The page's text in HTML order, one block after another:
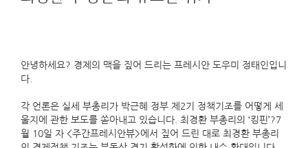
안녕하세요? 경제의 맥을 짚어 드리는 프레시안 도우미 정태인입니
다.
각 언론은 실세 부총리가 박근혜 정부 제2기 정책기조를 어떻게 세
울지에 관한 보도를 쏟아내고 있습니다. 최경환 부총리의 ‘킹핀’?7
월 10일 자 <주간프레시안뷰>에서 짚어 드린 대로 최경환 부총리